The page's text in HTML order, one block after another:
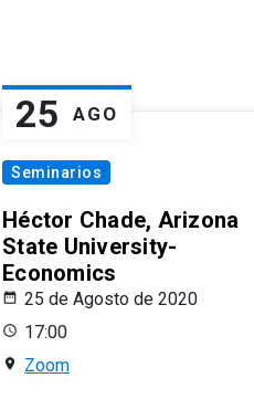
25 AGO
Seminarios
Héctor Chade, Arizona
State University-
Economics
25 de Agosto de 2020
17:00
Zoom